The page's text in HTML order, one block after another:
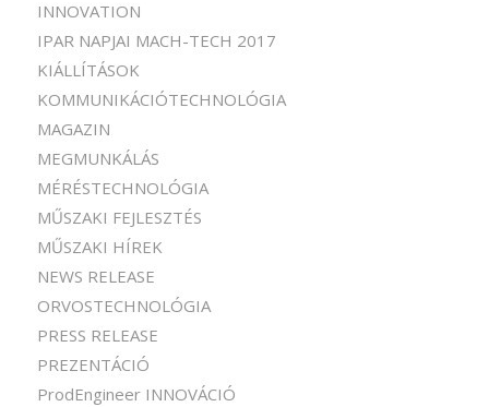
INNOVATION
IPAR NAPJAI MACH-TECH 2017
KIÁLLÍTÁSOK
KOMMUNIKÁCIÓTECHNOLÓGIA
MAGAZIN
MEGMUNKÁLÁS
MÉRÉSTECHNOLÓGIA
MŰSZAKI FEJLESZTÉS
MŰSZAKI HÍREK
NEWS RELEASE
ORVOSTECHNOLÓGIA
PRESS RELEASE
PREZENTÁCIÓ
ProdEngineer INNOVÁCIÓ